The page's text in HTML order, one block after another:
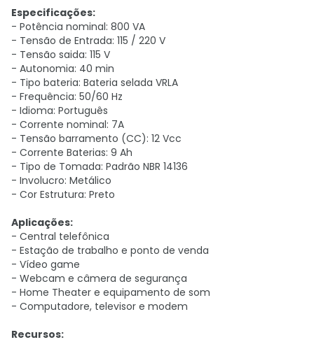
Especificações:
- Potência nominal: 800 VA
- Tensão de Entrada: 115 / 220 V
- Tensão saida: 115 V
- Autonomia: 40 min
- Tipo bateria: Bateria selada VRLA
- Frequência: 50/60 Hz
- Idioma: Português
- Corrente nominal: 7A
- Tensão barramento (CC): 12 Vcc
- Corrente Baterias: 9 Ah
- Tipo de Tomada: Padrão NBR 14136
- Involucro: Metálico
- Cor Estrutura: Preto
Aplicações:
- Central telefônica
- Estação de trabalho e ponto de venda
- Vídeo game
- Webcam e câmera de segurança
- Home Theater e equipamento de som
- Computadore, televisor e modem
Recursos: